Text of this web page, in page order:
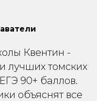
Квентин -
лучших томских
90+ баллов.
объяснят все